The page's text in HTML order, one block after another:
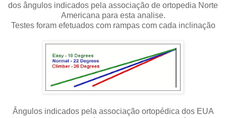
dos ângulos indicados pela associação de ortopedia Norte
Americana para esta analise.
Testes foram efetuados com rampas com cada inclinação
Ângulos indicados pela associação ortopédica dos EUA